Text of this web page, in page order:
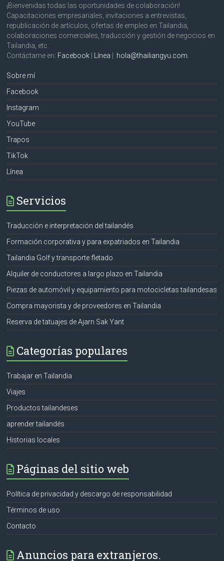
¡Bienvenidas todas las oportunidades de colaboración!
Capacitaciones empresariales, invitaciones a entrevistas,
republicación de artículos, ofertas de empleo en Tailandia,
colaboraciones comerciales, traducción y gestión de negocios en
Tailandia, etc.
Contáctame en: Facebook Línea hola@thailiangyu.com
Sobre mí
Facebook
Instagram
YouTube
Trapos
TikTok
Línea
Servicios
Traducción e interpretación del tailandés
Formación corporativa y para expatriados en Tailandia
Tailandia Golf y transporte fletado
Alquiler de conductores a largo plazo en Tailandia
Piezas de automóvil y equipamiento para motocicletas tailandesas
Compra mayorista y de proveedores en Tailandia
Reserva de tatuajes de Ajarn Sak Yant
Categorías populares
Trabajar en Tailandia
Viajes
Productos tailandeses
aprender tailandés
Historias locales
Páginas del sitio web
Política de privacidad y descargo de responsabilidad
Términos de uso
Contacto
Anuncios para extranjeros.